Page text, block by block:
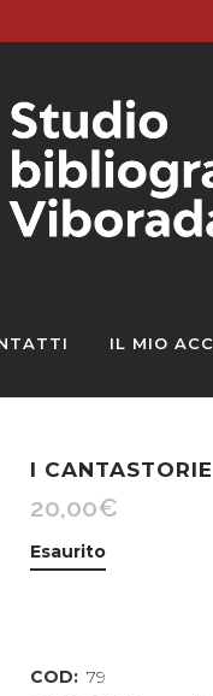
IL MIO
I
20,00€
Esaurito
COD: 79